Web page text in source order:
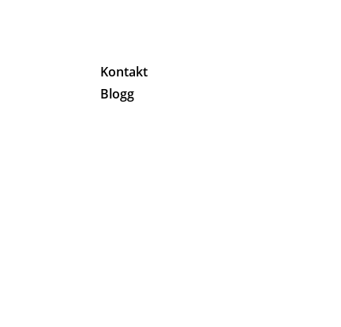
Kontakt
Blogg